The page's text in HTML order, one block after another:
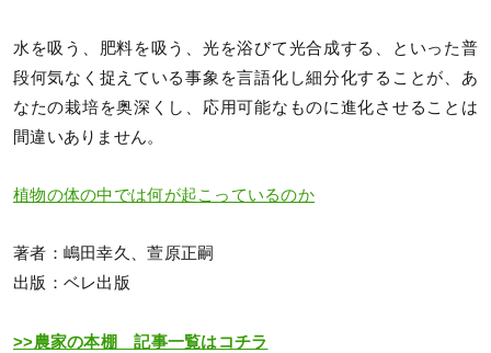
水を吸う、肥料を吸う、光を浴びて光合成する、といった普
段何気なく捉えている事象を言語化し細分化することが、あ
なたの栽培を奥深くし、応用可能なものに進化させることは
間違いありません。
植物の体の中では何が起こっているのか
著者：嶋田幸久、萱原正嗣
出版：ベレ出版
>>農家の本棚 記事一覧はコチラ